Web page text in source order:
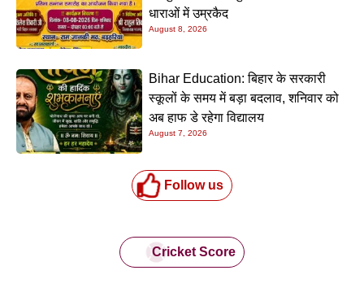
धाराओं में उम्रकैद
August 8, 2026
Bihar Education: बिहार के सरकारी
स्कूलों के समय में बड़ा बदलाव, शनिवार को
अब हाफ डे रहेगा विद्यालय
August 7, 2026
Follow us
Cricket Score